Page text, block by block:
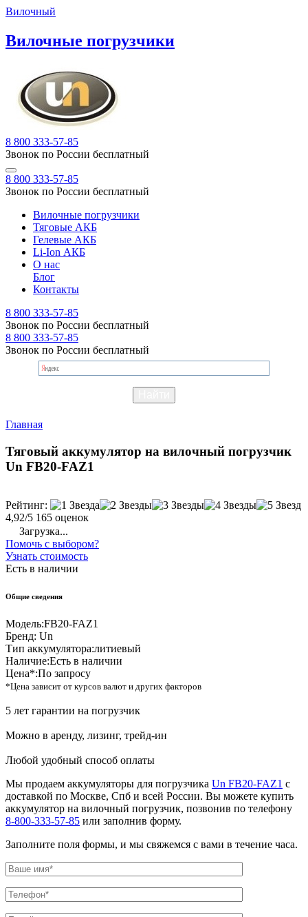
Вилочный
Вилочные погрузчики
8 800 333-57-85
Звонок по России бесплатный
8 800 333-57-85
Звонок по России бесплатный
Вилочные погрузчики
Тяговые АКБ
Гелевые АКБ
Li-Ion АКБ
О нас
Блог
Контакты
8 800 333-57-85
Звонок по России бесплатный
8 800 333-57-85
Звонок по России бесплатный
Главная
Тяговый аккумулятор на вилочный погрузчик
Un FB20-FAZ1
Рейтинг:
4,92/5 165 оценок
Загрузка...
Помочь с выбором?
Узнать стоимость
Есть в наличии
Общие сведения
Модель:FB20-FAZ1
Бренд: Un
Тип аккумулятора:литиевый
Наличие:Есть в наличии
Цена*:По запросу
*Цена зависит от курсов валют и других факторов
5 лет гарантии на погрузчик
Можно в аренду, лизинг, трейд-ин
Любой удобный способ оплаты
Мы продаем аккумуляторы для погрузчика Un FB20-FAZ1 с
доставкой по Москве, Спб и всей России. Вы можете купить
аккумулятор на вилочный погрузчик, позвонив по телефону
8-800-333-57-85 или заполнив форму.
Заполните поля формы, и мы свяжемся с вами в течение часа.